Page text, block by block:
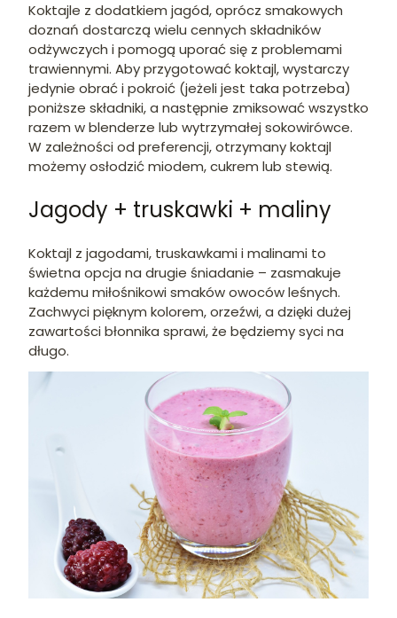
Koktajle z dodatkiem jagód, oprócz smakowych
doznań dostarczą wielu cennych składników
odżywczych i pomogą uporać się z problemami
trawiennymi. Aby przygotować koktajl, wystarczy
jedynie obrać i pokroić (jeżeli jest taka potrzeba)
poniższe składniki, a następnie zmiksować wszystko
razem w blenderze lub wytrzymałej sokowirówce.
W zależności od preferencji, otrzymany koktajl
możemy osłodzić miodem, cukrem lub stewią.
Jagody + truskawki + maliny
Koktajl z jagodami, truskawkami i malinami to
świetna opcja na drugie śniadanie – zasmakuje
każdemu miłośnikowi smaków owoców leśnych.
Zachwyci pięknym kolorem, orzeźwi, a dzięki dużej
zawartości błonnika sprawi, że będziemy syci na
długo.